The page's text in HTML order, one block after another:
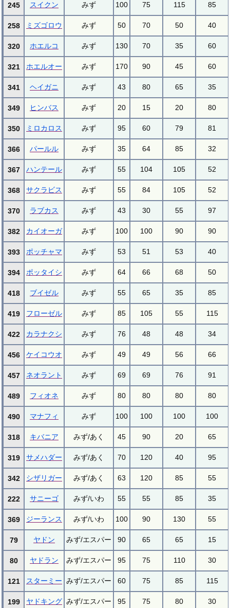
245 スイクン みず 100 75 115 85
258 ミズゴロウ みず 50 70 50 40
320 ホエルコ みず 130 70 35 60
321 ホエルオー みず 170 90 45 60
341 ヘイガニ みず 43 80 65 35
349 ヒンバス みず 20 15 20 80
350 ミロカロス みず 95 60 79 81
366 パールル みず 35 64 85 32
367 ハンテール みず 55 104 105 52
368 サクラビス みず 55 84 105 52
370 ラブカス みず 43 30 55 97
382 カイオーガ みず 100 100 90 90
393 ポッチャマ みず 53 51 53 40
394 ポッタイシ みず 64 66 68 50
418 ブイゼル みず 55 65 35 85
419 フローゼル みず 85 105 55 115
422 カラナクシ みず 76 48 48 34
456 ケイコウオ みず 49 49 56 66
457 ネオラント みず 69 69 76 91
489 フィオネ みず 80 80 80 80
490 マナフィ みず 100 100 100 100
318 キバニア みず/あく 45 90 20 65
319 サメハダー みず/あく 70 120 40 95
342 シザリガー みず/あく 63 120 85 55
222 サニーゴ みず/いわ 55 55 85 35
369 ジーランス みず/いわ 100 90 130 55
79 ヤドン みず/エスパー 90 65 65 15
80 ヤドラン みず/エスパー 95 75 110 30
121 スターミー みず/エスパー 60 75 85 115
199 ヤドキング みず/エスパー 95 75 80 30